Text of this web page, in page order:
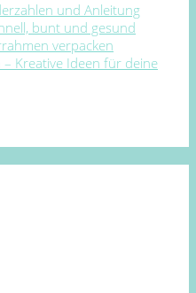
und Anleitung
bunt und gesund
verpacken
Kreative Ideen für deine